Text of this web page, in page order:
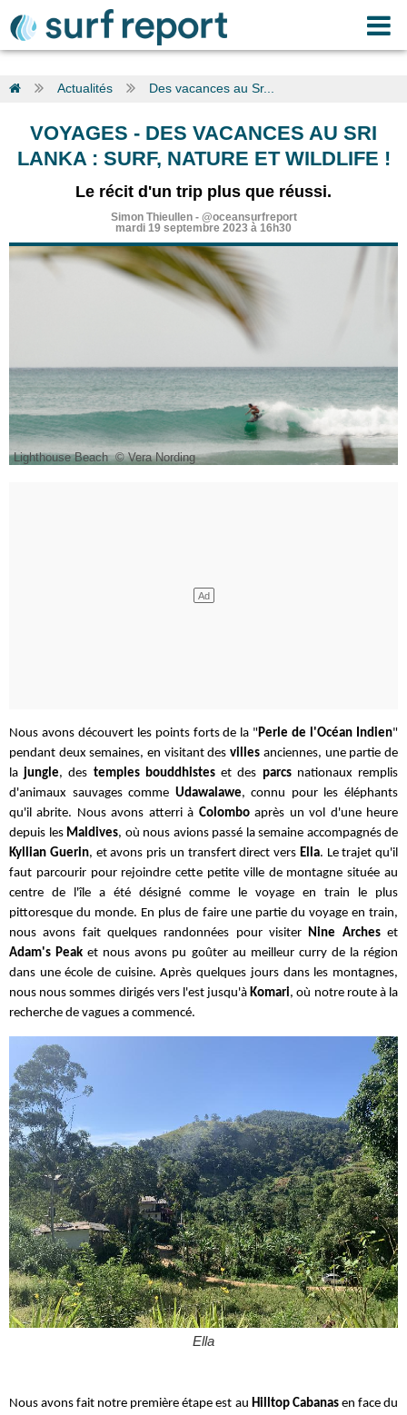
Actualités Des vacances au Sr...
VOYAGES - DES VACANCES AU SRI
LANKA : SURF, NATURE ET WILDLIFE !
Le récit d'un trip plus que réussi.
Simon Thieullen- @oceansurfreport
mardi 19 septembre 2023 à 16h30
Lighthouse Beach © Vera Nording
Nous avons découvert les points forts de la " Perle de l'Océan Indien"
pendant deux semaines, en visitant desvilles anciennes, une partie de
la jungle, des temples bouddhisteset des parcs nationaux remplis
d'animaux sauvages comme Udawalawe, connu pour les éléphants
qu'il abrite. Nous avons atterri à Colomboaprès un vol d'une heure
depuis lesMaldives, où nous avions passé la semaine accompagnés de
Kyllian Guerin, et avons pris un transfert direct vers Ella. Le trajet qu'il
faut parcourir pour rejoindre cette petite ville de montagne située au
centre de l'île a été désigné comme le voyage en train le plus
pittoresque du monde. En plus de faire une partie du voyage en train,
nous avons fait quelques randonnées pour visiter Nine Archeset
Adam's Peak et nous avons pu goûter au meilleur curry de la région
dans une école de cuisine. Après quelques jours dans les montagnes,
nous nous sommes dirigés vers l'est jusqu'à Komari, où notre route à la
recherche de vagues a commencé.
Ella
Nous avons fait notre première étape est au Hilltop Cabanasen face du